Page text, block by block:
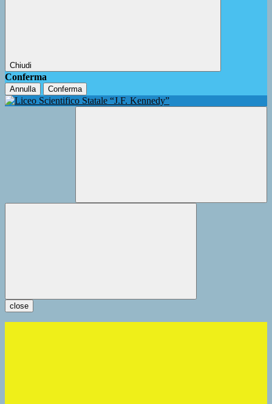
Chiudi
Conferma
Annulla Conferma
close